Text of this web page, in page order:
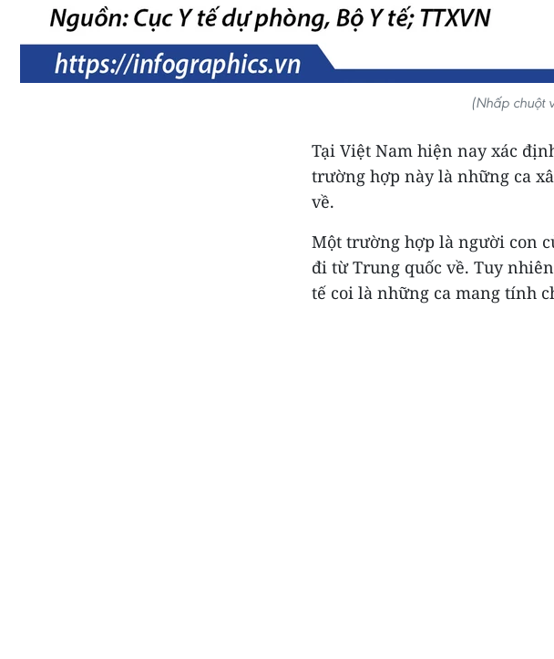
(Nhấp chuột
Tại Việt Nam hiện nay xác
trường hợp này là những ca
về.
Một trường hợp là người con
đi từ Trung quốc về. Tuy
tế coi là những ca mang tính